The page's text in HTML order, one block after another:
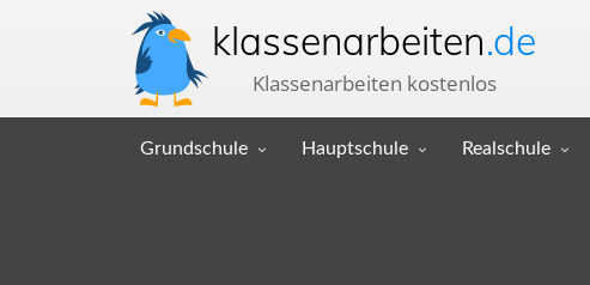
klassenarbeiten.de
Klassenarbeiten kostenlos
Grundschule Hauptschule Realschule